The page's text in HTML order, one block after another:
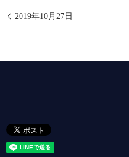
2019年10月27日